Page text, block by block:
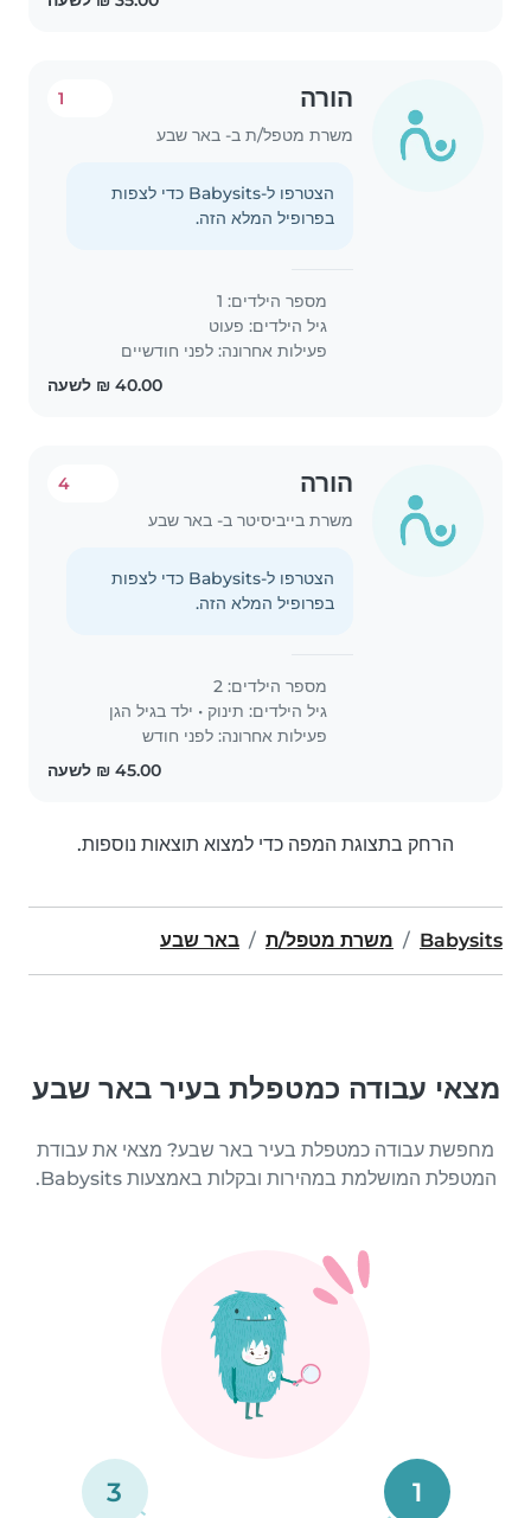
הורה
משרת מטפל/ת ב- באר שבע
1
הצטרפו ל-Babysits כדי לצפות
בפרופיל המלא הזה.
מספר הילדים: 1
גיל הילדים: פעוט
פעילות אחרונה: לפני חודשיים
הורה
משרת בייביסיטר ב- באר שבע
4
הצטרפו ל-Babysits כדי לצפות
בפרופיל המלא הזה.
מספר הילדים: 2
גיל הילדים: תינוק • ילד בגיל הגן
פעילות אחרונה: לפני חודש
הרחק בתצוגת המפה כדי למצוא תוצאות נוספות.
Babysits משרת מטפל/ת באר שבע
מצאי עבודה כמטפלת בעיר באר שבע
מחפשת עבודה כמטפלת בעיר באר שבע? מצאי את עבודת
המטפלת המושלמת במהירות ובקלות באמצעות Babysits.
1
3